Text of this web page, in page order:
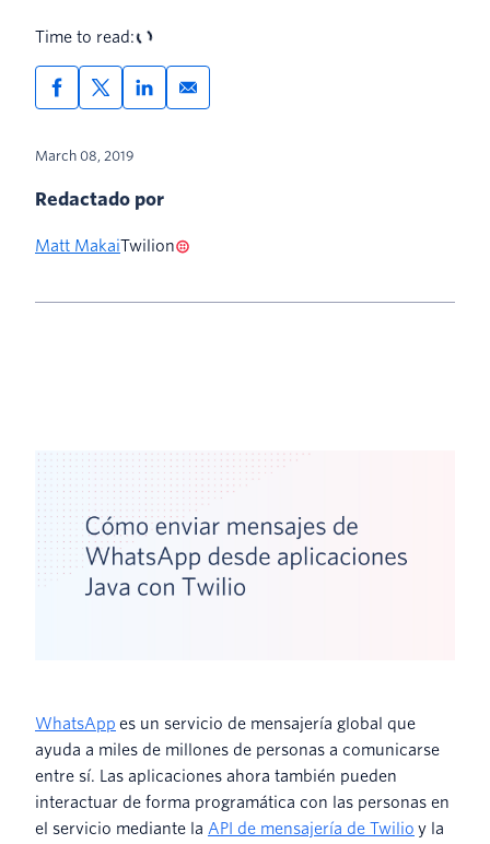
Time to read:
March 08, 2019
Redactado por
Matt MakaiTwilion
WhatsApp es un servicio de mensajería global que
ayuda a miles de millones de personas a comunicarse
entre sí. Las aplicaciones ahora también pueden
interactuar de forma programática con las personas en
el servicio mediante la API de mensajería de Twilio y la